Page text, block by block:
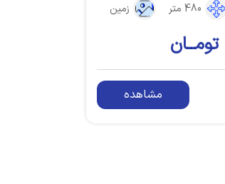
480 متر زمین
مشاهده